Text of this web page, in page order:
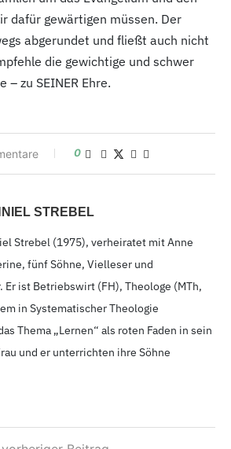
dafür gewärtigen müssen. Der
abgerundet und fließt auch nicht
die gewichtige und schwer
– zu SEINER Ehre.
0
STREBEL
Strebel (1975), verheiratet mit Anne
fünf Söhne, Vielleser und
Er ist Betriebswirt (FH), Theologe (MTh,
in Systematischer Theologie
Thema „Lernen“ als roten Faden in sein
und er unterrichten ihre Söhne